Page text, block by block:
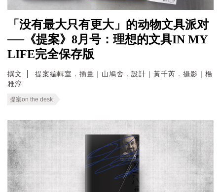
「没有最大只有更大」的动物文具派对
──《提案》8月号：理想的文具IN MY
LIFE完全保存版
撰文
提案編輯室．插畫｜山鳩舍．設計｜黃千芮．攝影｜楊
雅淳
提案on the desk